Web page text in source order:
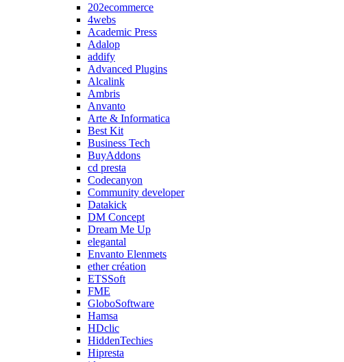
202ecommerce
4webs
Academic Press
Adalop
addify
Advanced Plugins
Alcalink
Ambris
Anvanto
Arte & Informatica
Best Kit
Business Tech
BuyAddons
cd presta
Codecanyon
Community developer
Datakick
DM Concept
Dream Me Up
elegantal
Envanto Elenmets
ether création
ETSSoft
FME
GloboSoftware
Hamsa
HDclic
HiddenTechies
Hipresta